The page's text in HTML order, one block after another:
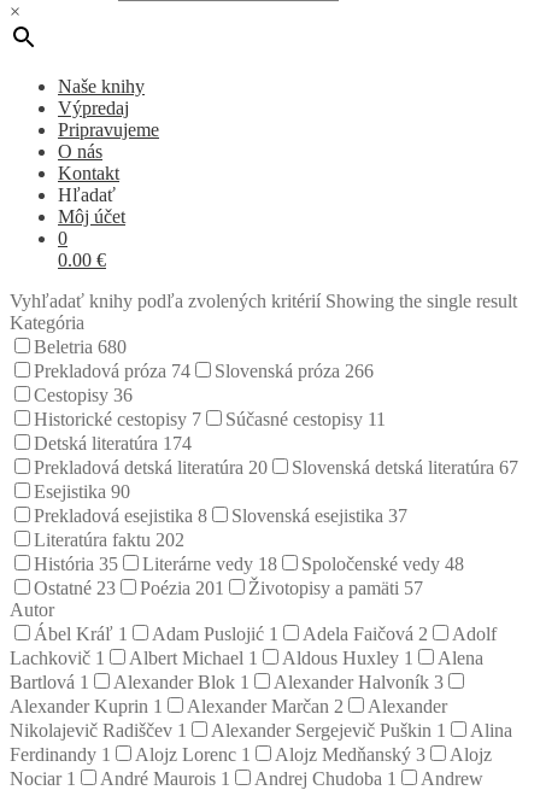
×
Naše knihy
Výpredaj
Pripravujeme
O nás
Kontakt
Hľadať
Môj účet
0
0.00 €
Vyhľadať knihy podľa zvolených kritérií Showing the single result
Kategória
Beletria 680
Prekladová próza 74 Slovenská próza 266
Cestopisy 36
Historické cestopisy 7 Súčasné cestopisy 11
Detská literatúra 174
Prekladová detská literatúra 20 Slovenská detská literatúra 67
Esejistika 90
Prekladová esejistika 8 Slovenská esejistika 37
Literatúra faktu 202
História 35 Literárne vedy 18 Spoločenské vedy 48
Ostatné 23 Poézia 201 Životopisy a pamäti 57
Autor
Ábel Kráľ 1 Adam Puslojić 1 Adela Faičová 2
Adolf
Lachkovič 1 Albert Michael 1 Aldous Huxley 1
Alena
Bartlová 1 Alexander Blok 1 Alexander Halvoník 3
Alexander Kuprin 1 Alexander Marčan 2
Alexander
Nikolajevič Radiščev 1 Alexander Sergejevič Puškin 1
Alina
Ferdinandy 1 Alojz Lorenc 1 Alojz Medňanský 3
Alojz
Nociar 1 André Maurois 1 Andrej Chudoba 1
Andrew